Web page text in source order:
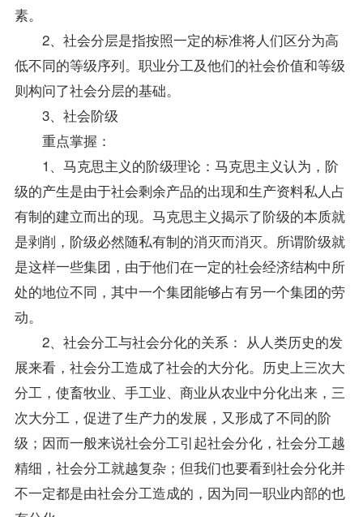
素。
2、社会分层是指按照一定的标准将人们区分为高
低不同的等级序列。职业分工及他们的社会价值和等级
则构问了社会分层的基础。
3、社会阶级
重点掌握：
1、马克思主义的阶级理论：马克思主义认为，阶
级的产生是由于社会剩余产品的出现和生产资料私人占
有制的建立而出的现。马克思主义揭示了阶级的本质就
是剥削，阶级必然随私有制的消灭而消灭。所谓阶级就
是这样一些集团，由于他们在一定的社会经济结构中所
处的地位不同，其中一个集团能够占有另一个集团的劳
动。
2、社会分工与社会分化的关系： 从人类历史的发
展来看，社会分工造成了社会的大分化。历史上三次大
分工，使畜牧业、手工业、商业从农业中分化出来，三
次大分工，促进了生产力的发展，又形成了不同的阶
级；因而一般来说社会分工引起社会分化，社会分工越
精细，社会分工就越复杂；但我们也要看到社会分化并
不一定都是由社会分工造成的，因为同一职业内部的也